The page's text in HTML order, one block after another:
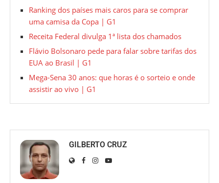
Ranking dos países mais caros para se comprar
uma camisa da Copa | G1
Receita Federal divulga 1ª lista dos chamados
Flávio Bolsonaro pede para falar sobre tarifas dos
EUA ao Brasil | G1
Mega-Sena 30 anos: que horas é o sorteio e onde
assistir ao vivo | G1
GILBERTO CRUZ